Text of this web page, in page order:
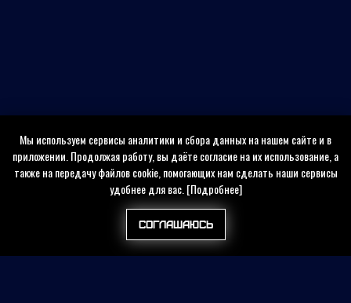
Мы используем сервисы аналитики и сбора данных на нашем сайте и в
приложении. Продолжая работу, вы даёте согласие на их использование, а
также на передачу файлов cookie, помогающих нам сделать наши сервисы
удобнее для вас.[Подробнее]
Соглашаюсь